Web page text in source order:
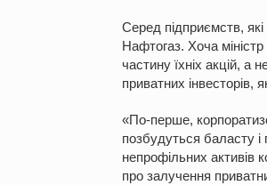
Серед підприємств, які
Нафтогаз. Хоча
частину їхніх акцій, а
приватних інвесторів,
«По-перше,
позбудуться баласту
непрофільних активів
про залучення